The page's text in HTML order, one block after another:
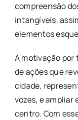
compreensão
intangíveis,
elementos
A motivação por
de ações que
cidade,
vozes, e ampliar
centro. Com